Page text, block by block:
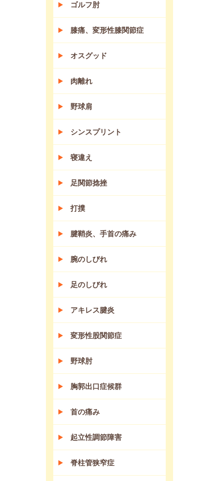
ゴルフ肘
膝痛、変形性膝関節症
オスグッド
肉離れ
野球肩
シンスプリント
寝違え
足関節捻挫
打撲
腱鞘炎、手首の痛み
腕のしびれ
足のしびれ
アキレス腱炎
変形性股関節症
野球肘
胸郭出口症候群
首の痛み
起立性調節障害
脊柱管狭窄症